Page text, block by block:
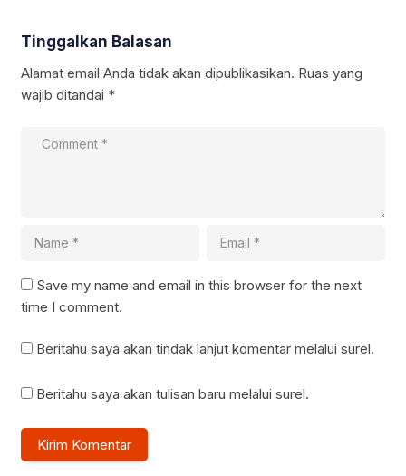
Tinggalkan Balasan
Alamat email Anda tidak akan dipublikasikan. Ruas yang
wajib ditandai *
Save my name and email in this browser for the next
time I comment.
Beritahu saya akan tindak lanjut komentar melalui surel.
Beritahu saya akan tulisan baru melalui surel.